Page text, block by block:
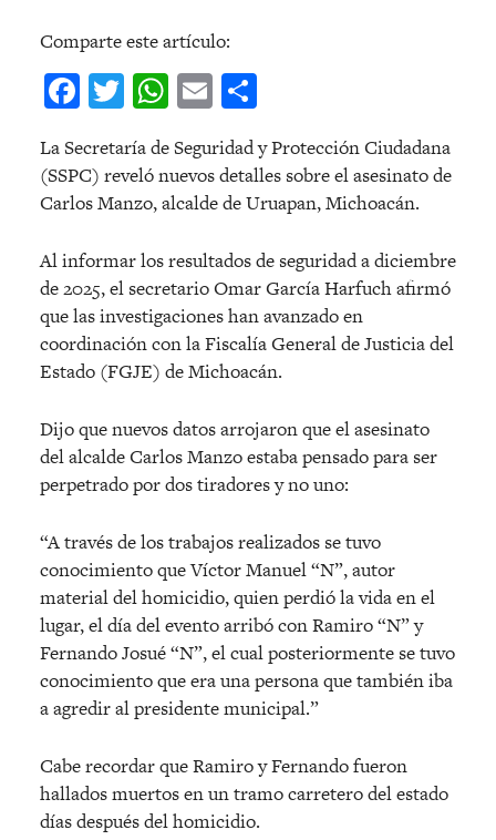
Comparte este artículo:
Facebook
Twitter
WhatsApp
Email
La Secretaría de Seguridad y Protección Ciudadana
(SSPC) reveló nuevos detalles sobre el asesinato de
Carlos Manzo, alcalde de Uruapan, Michoacán.
Al informar los resultados de seguridad a diciembre
de 2025, el secretario Omar García Harfuch afirmó
que las investigaciones han avanzado en
coordinación con la Fiscalía General de Justicia del
Estado (FGJE) de Michoacán.
Dijo que nuevos datos arrojaron que el asesinato
del alcalde Carlos Manzo estaba pensado para ser
perpetrado por dos tiradores y no uno:
“A través de los trabajos realizados se tuvo
conocimiento que Víctor Manuel “N”, autor
material del homicidio, quien perdió la vida en el
lugar, el día del evento arribó con Ramiro “N” y
Fernando Josué “N”, el cual posteriormente se tuvo
conocimiento que era una persona que también iba
a agredir al presidente municipal.”
Cabe recordar que Ramiro y Fernando fueron
hallados muertos en un tramo carretero del estado
días después del homicidio.